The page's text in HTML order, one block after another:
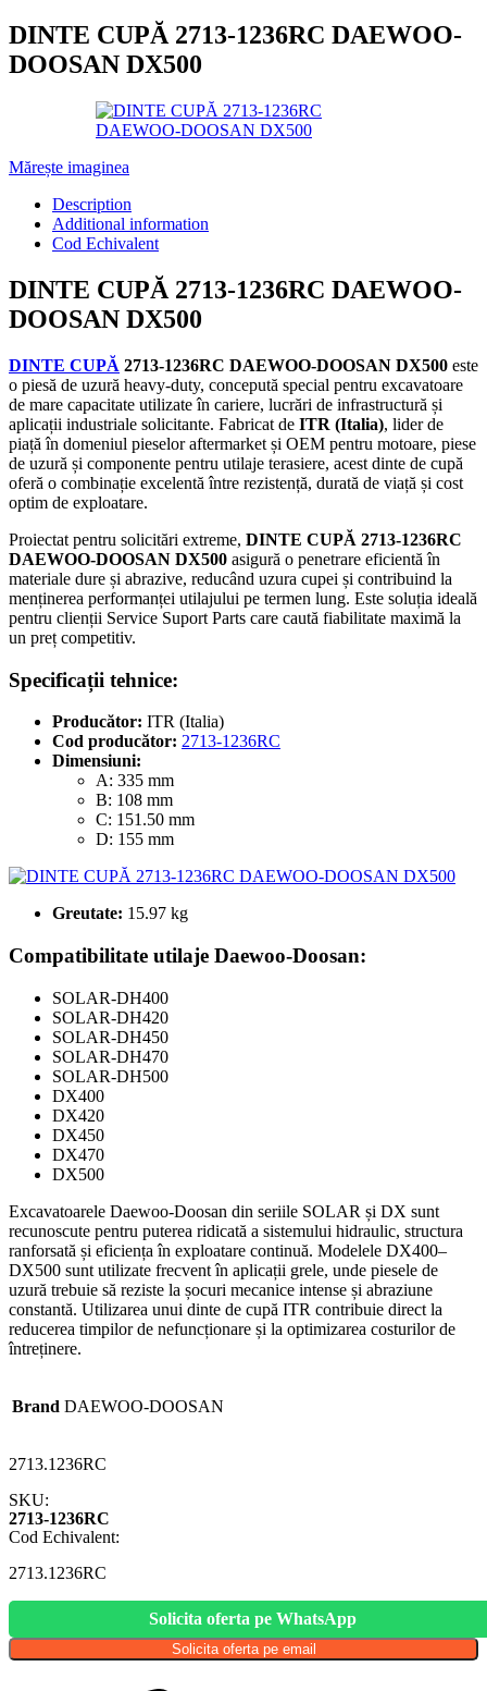
DINTE CUPĂ 2713-1236RC DAEWOO-
DOOSAN DX500
Mărește imaginea
Description
Additional information
Cod Echivalent
DINTE CUPĂ 2713-1236RC DAEWOO-
DOOSAN DX500
DINTE CUPĂ 2713-1236RC DAEWOO-DOOSAN DX500 este
o piesă de uzură heavy-duty, concepută special pentru excavatoare
de mare capacitate utilizate în cariere, lucrări de infrastructură și
aplicații industriale solicitante. Fabricat de ITR (Italia), lider de
piață în domeniul pieselor aftermarket și OEM pentru motoare, piese
de uzură și componente pentru utilaje terasiere, acest dinte de cupă
oferă o combinație excelentă între rezistență, durată de viață și cost
optim de exploatare.
Proiectat pentru solicitări extreme, DINTE CUPĂ 2713-1236RC
DAEWOO-DOOSAN DX500 asigură o penetrare eficientă în
materiale dure și abrazive, reducând uzura cupei și contribuind la
menținerea performanței utilajului pe termen lung. Este soluția ideală
pentru clienții Service Suport Parts care caută fiabilitate maximă la
un preț competitiv.
Specificații tehnice:
Producător: ITR (Italia)
Cod producător: 2713-1236RC
Dimensiuni:
A: 335 mm
B: 108 mm
C: 151.50 mm
D: 155 mm
Greutate: 15.97 kg
Compatibilitate utilaje Daewoo-Doosan:
SOLAR-DH400
SOLAR-DH420
SOLAR-DH450
SOLAR-DH470
SOLAR-DH500
DX400
DX420
DX450
DX470
DX500
Excavatoarele Daewoo-Doosan din seriile SOLAR și DX sunt
recunoscute pentru puterea ridicată a sistemului hidraulic, structura
ranforsată și eficiența în exploatare continuă. Modelele DX400–
DX500 sunt utilizate frecvent în aplicații grele, unde piesele de
uzură trebuie să reziste la șocuri mecanice intense și abraziune
constantă. Utilizarea unui dinte de cupă ITR contribuie direct la
reducerea timpilor de nefuncționare și la optimizarea costurilor de
întreținere.
Brand DAEWOO-DOOSAN
2713.1236RC
SKU:
2713-1236RC
Cod Echivalent:
2713.1236RC
Solicita oferta pe WhatsApp
Solicita oferta pe email